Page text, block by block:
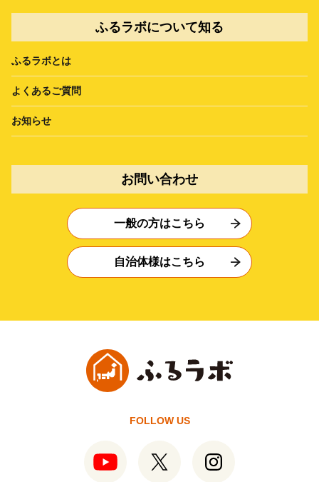
ふるラボについて知る
ふるラボとは
よくあるご質問
お知らせ
お問い合わせ
一般の方はこちら
自治体様はこちら
FOLLOW US